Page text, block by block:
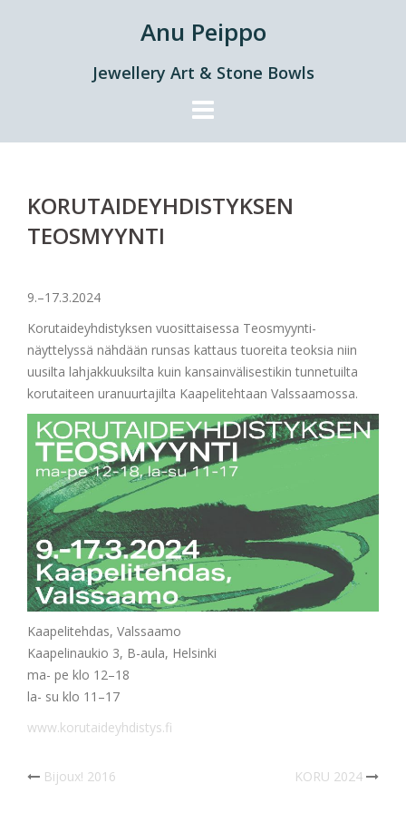
Anu Peippo
Jewellery Art & Stone Bowls
KORUTAIDEYHDISTYKSEN
TEOSMYYNTI
9.–17.3.2024
Korutaideyhdistyksen vuosittaisessa Teosmyynti-
näyttelyssä nähdään runsas kattaus tuoreita teoksia niin
uusilta lahjakkuuksilta kuin kansainvälisestikin tunnetuilta
korutaiteen uranuurtajilta Kaapelitehtaan Valssaamossa.
Kaapelitehdas, Valssaamo
Kaapelinaukio 3, B-aula, Helsinki
ma- pe klo 12–18
la- su klo 11–17
www.korutaideyhdistys.fi
Post
Bijoux! 2016 KORU 2024